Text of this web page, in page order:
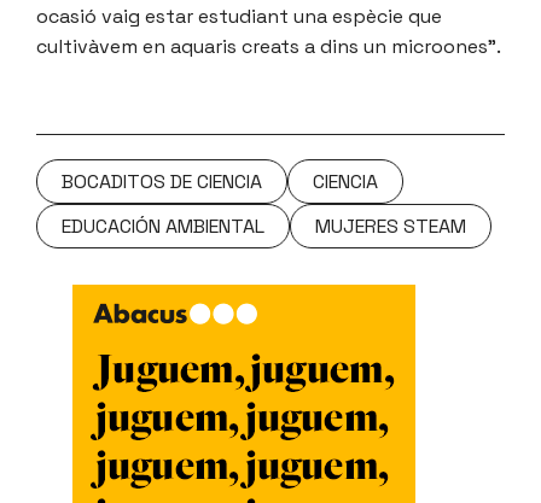
ocasió vaig estar estudiant una espècie que
cultivàvem en aquaris creats a dins un microones”.
BOCADITOS DE CIENCIA
CIENCIA
EDUCACIÓN AMBIENTAL
MUJERES STEAM